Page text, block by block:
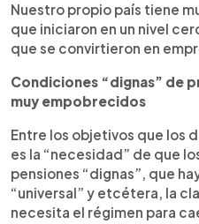
Nuestro propio país tiene
que iniciaron en un nivel
que se convirtieron en
Condiciones “dignas” de
muy empobrecidos
Entre los objetivos que los
es la “necesidad” de que
pensiones “dignas”, que
“universal” y etcétera, la
necesita el régimen para